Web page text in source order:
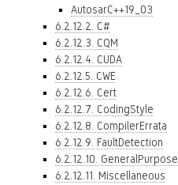
AutosarC++19_03
6.2.12.2. C#
6.2.12.3. CQM
6.2.12.4. CUDA
6.2.12.5. CWE
6.2.12.6. Cert
6.2.12.7. CodingStyle
6.2.12.8. CompilerErrata
6.2.12.9. FaultDetection
6.2.12.10. GeneralPurpose
6.2.12.11. Miscellaneous